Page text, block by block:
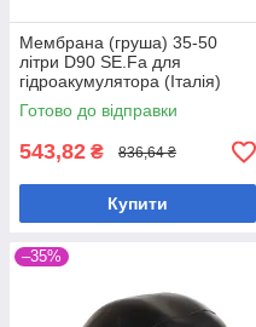
Мембрана (груша) 35-50
літри D90 SE.Fa для
гідроакумулятора (Італія)
Готово до відправки
543,82 ₴ 836,64 ₴
Купити
–35%